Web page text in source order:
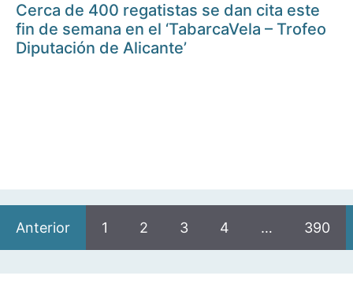
Cerca de 400 regatistas se dan cita este
fin de semana en el ‘TabarcaVela – Trofeo
Diputación de Alicante’
Anterior 1 2 3 4 … 390